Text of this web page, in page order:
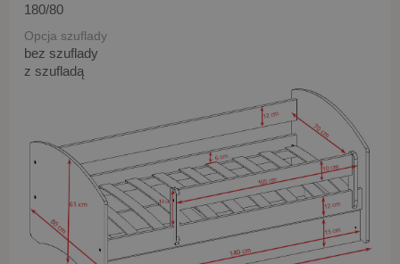
180/80
Opcja szuflady
bez szuflady
z szufladą